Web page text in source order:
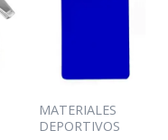
MATERIALES
DEPORTIVOS